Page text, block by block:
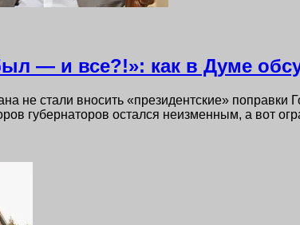
— и все?!»: как в Думе
не стали вносить «президентские»
губернаторов остался неизменным, а вот